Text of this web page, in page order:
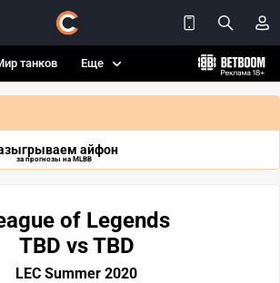
танков Еще
айфон
за прогнозы на MLBB
of Legends
TBD vs TBD
LEC Summer 2020